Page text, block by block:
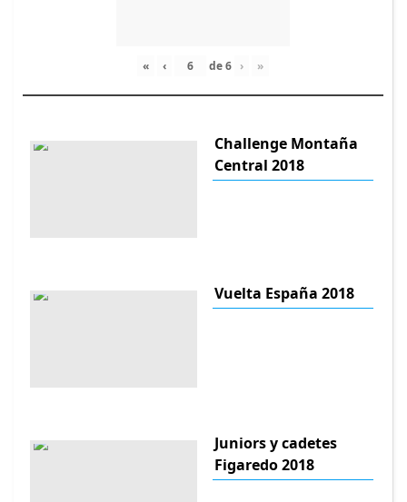
« ‹ de6 › »
Challenge Montaña
Central 2018
Vuelta España 2018
Juniors y cadetes
Figaredo 2018